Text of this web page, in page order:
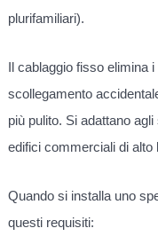
plurifamiliari).
Il cablaggio fisso elimina
scollegamento
più pulito. Si adattano
edifici commerciali di alto
Quando si installa uno
questi requisiti: